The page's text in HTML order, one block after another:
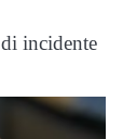
incidente